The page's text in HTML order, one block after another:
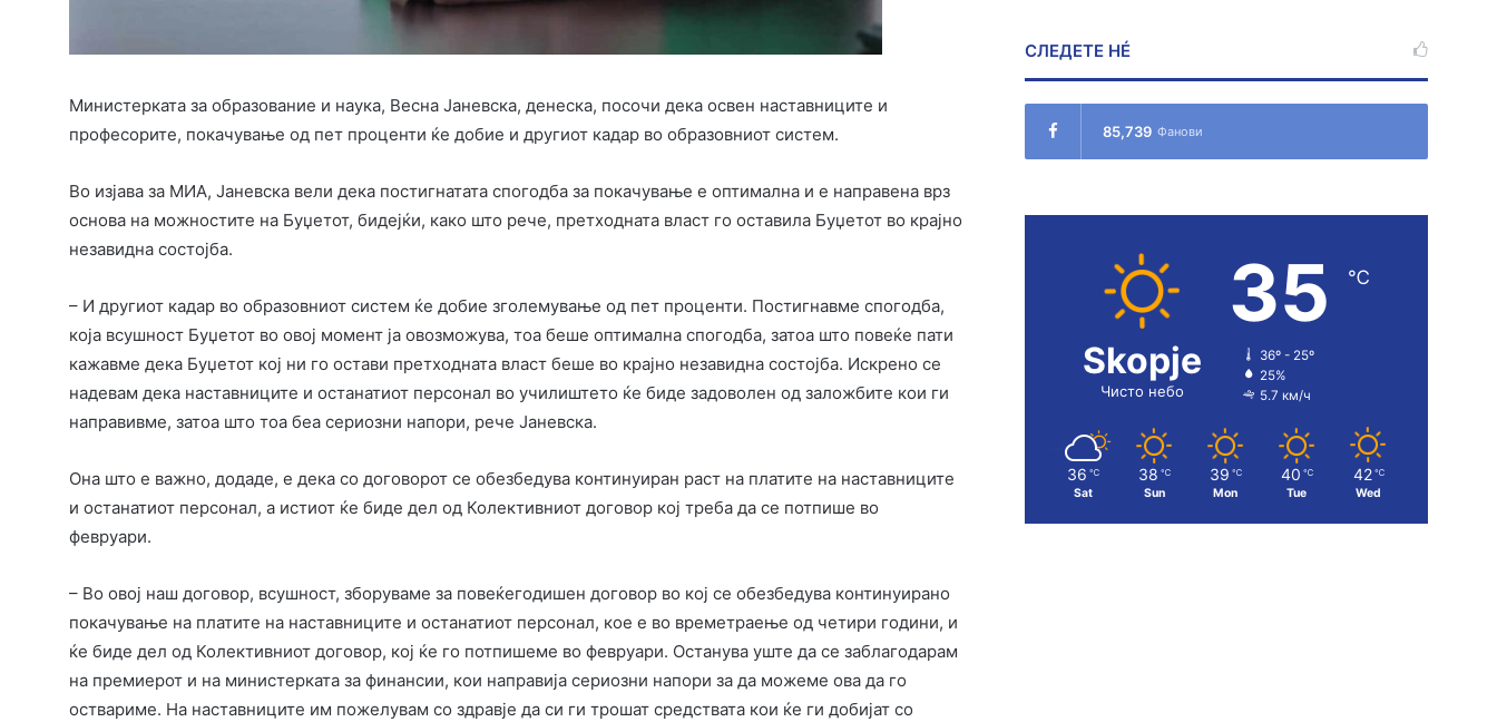
Министерката за образование и наука, Весна Јаневска, денеска, посочи дека освен наставниците и
професорите, покачување од пет проценти ќе добие и другиот кадар во образовниот систем.
Во изјава за МИА, Јаневска вели дека постигнатата спогодба за покачување е оптимална и е направена врз
основа на можностите на Буџетот, бидејќи, како што рече, претходната власт го оставила Буџетот во крајно
незавидна состојба.
– И другиот кадар во образовниот систем ќе добие зголемување од пет проценти. Постигнавме спогодба,
која всушност Буџетот во овој момент ја овозможува, тоа беше оптимална спогодба, затоа што повеќе пати
кажавме дека Буџетот кој ни го остави претходната власт беше во крајно незавидна состојба. Искрено се
надевам дека наставниците и останатиот персонал во училиштето ќе биде задоволен од заложбите кои ги
направивме, затоа што тоа беа сериозни напори, рече Јаневска.
Она што е важно, додаде, е дека со договорот се обезбедува континуиран раст на платите на наставниците
и останатиот персонал, а истиот ќе биде дел од Колективниот договор кој треба да се потпише во
февруари.
– Во овој наш договор, всушност, зборуваме за повеќегодишен договор во кој се обезбедува континуирано
покачување на платите на наставниците и останатиот персонал, кое е во времетраење од четири години, и
ќе биде дел од Колективниот договор, кој ќе го потпишеме во февруари. Останува уште да се заблагодарам
на премиерот и на министерката за финансии, кои направија сериозни напори за да можеме ова да го
оствариме. На наставниците им пожелувам со здравје да си ги трошат средствата кои ќе ги добијат со
СЛЕДЕТЕ НÉ
85,739 Фанови
Skopje
Чисто небо
35 ℃
36º - 25º
25%
5.7 км/ч
36 ℃
Sat
38 ℃
Sun
39 ℃
Mon
40 ℃
Tue
42 ℃
Wed